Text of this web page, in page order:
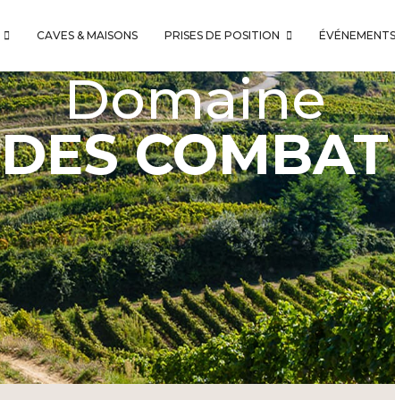
CAVES & MAISONS PRISES DE POSITION ÉVÉNEMENTS
Domaine
DES COMBAT